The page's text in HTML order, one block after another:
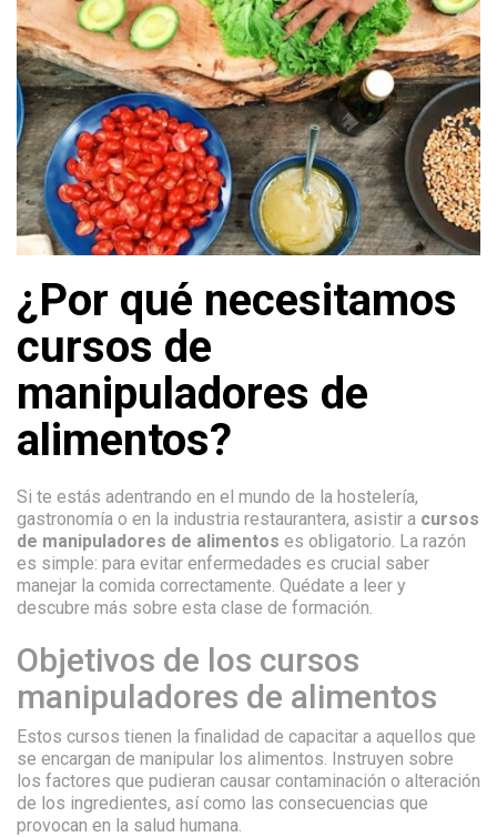
¿Por qué necesitamos
cursos de
manipuladores de
alimentos?
Si te estás adentrando en el mundo de la hostelería,
gastronomía o en la industria restaurantera, asistir a cursos
de manipuladores de alimentos es obligatorio. La razón
es simple: para evitar enfermedades es crucial saber
manejar la comida correctamente. Quédate a leer y
descubre más sobre esta clase de formación.
Objetivos de los cursos
manipuladores de alimentos
Estos cursos tienen la finalidad de capacitar a aquellos que
se encargan de manipular los alimentos. Instruyen sobre
los factores que pudieran causar contaminación o alteración
de los ingredientes, así como las consecuencias que
provocan en la salud humana.